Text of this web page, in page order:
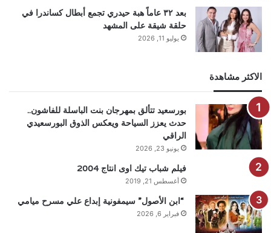
بعد ٣٢ عاماً هبة حيدري تجمع أبطال كساندرا في
حلقة شيقة على المشهد
يوليو 11, 2026
الاكثر مشاهدة
بورسعيد تتألق بمهرجان بنت الباسلة للفاشون..
حدث يعزز السياحة ويعكس الذوق البورسعيدي
الراقي
يونيو 23, 2026
فيلم شباب تيك اوى انتاج 2004
أغسطس 21, 2019
“ابن الأصول” سيمفونية إبداع علي مسرح ميامي
فبراير 6, 2026